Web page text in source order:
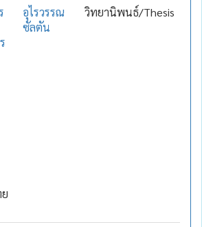
อุไรวรรณ
ซัลตัน
วิทยานิพนธ์/Thesis